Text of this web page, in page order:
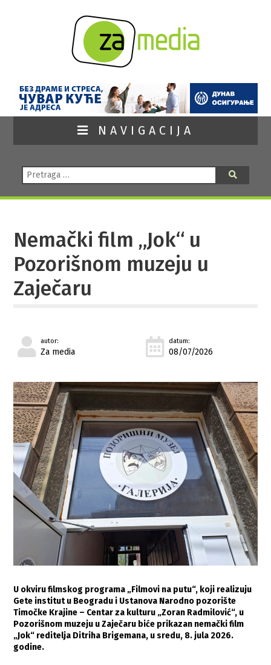
NAVIGACIJA
Pretraga:
Nemački film „Jok“ u
Pozorišnom muzeju u
Zaječaru
autor:
Za media
datum:
08/07/2026
U okviru filmskog programa „Filmovi na putu“, koji realizuju
Gete institut u Beogradu i Ustanova Narodno pozorište
Timočke Krajine – Centar za kulturu „Zoran Radmilović“, u
Pozorišnom muzeju u Zaječaru biće prikazan nemački film
„Jok“ reditelja Ditriha Brigemana, u sredu, 8. jula 2026.
godine.